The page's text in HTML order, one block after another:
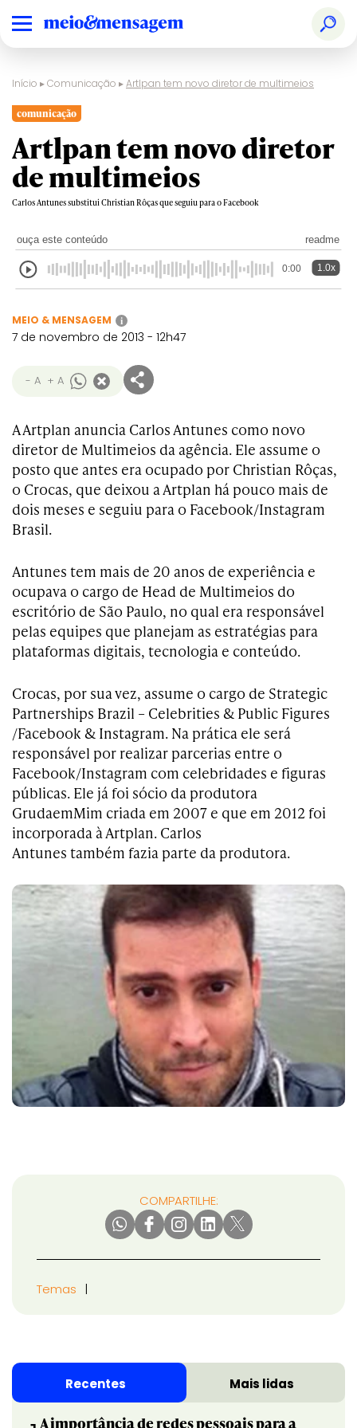
Início ▸Comunicação ▸Artlpan tem novo diretor de multimeios
comunicação
Artlpan tem novo diretor
de multimeios
Carlos Antunes substitui Christian Rôças que seguiu para o Facebook
ouça este conteúdo readme
0:00 1.0x
MEIO & MENSAGEM i
7 de novembro de 2013 - 12h47
- A + A
A Artplan anuncia Carlos Antunes como novo
diretor de Multimeios da agência. Ele assume o
posto que antes era ocupado por Christian Rôças,
o Crocas, que deixou a Artplan há pouco mais de
dois meses e seguiu para o Facebook/Instagram
Brasil.
Antunes tem mais de 20 anos de experiência e
ocupava o cargo de Head de Multimeios do
escritório de São Paulo, no qual era responsável
pelas equipes que planejam as estratégias para
plataformas digitais, tecnologia e conteúdo.
Crocas, por sua vez, assume o cargo de Strategic
Partnerships Brazil – Celebrities & Public Figures
/Facebook & Instagram. Na prática ele será
responsável por realizar parcerias entre o
Facebook/Instagram com celebridades e figuras
públicas. Ele já foi sócio da produtora
GrudaemMim criada em 2007 e que em 2012 foi
incorporada à Artplan. Carlos
Antunes também fazia parte da produtora.
COMPARTILHE:
Temas
Recentes Mais lidas
A importância de redes pessoais para a